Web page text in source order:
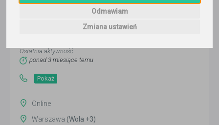
Odmawiam
Zmiana ustawień
Ostatnia aktywność:
ponad 3 miesiące temu
Pokaż
Online
Warszawa (Wola +3)